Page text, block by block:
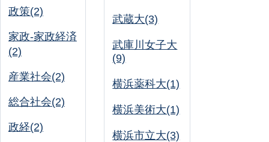
政策(2)
家政-家政経済
(2)
産業社会(2)
総合社会(2)
政経(2)
武蔵大(3)
武庫川女子大
(9)
横浜薬科大(1)
横浜美術大(1)
横浜市立大(3)